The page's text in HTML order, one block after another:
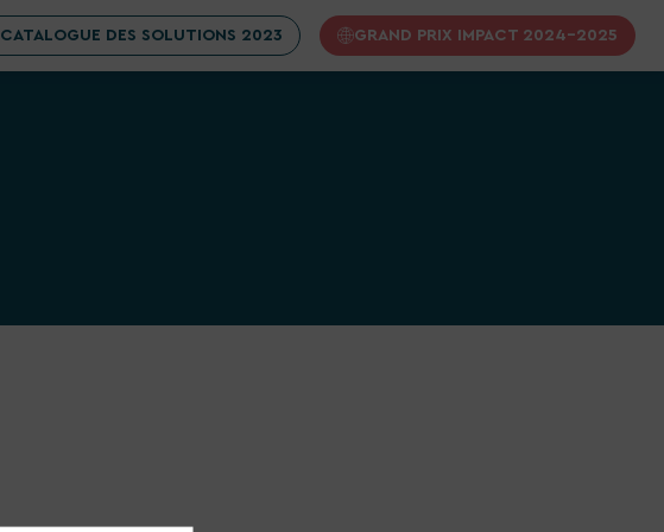
CATALOGUE DES SOLUTIONS 2023 GRAND PRIX IMPACT 2024-2025